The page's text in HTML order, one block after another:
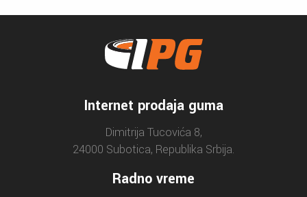
Internet prodaja guma
Dimitrija Tucovića 8,
24000 Subotica, Republika Srbija.
Radno vreme